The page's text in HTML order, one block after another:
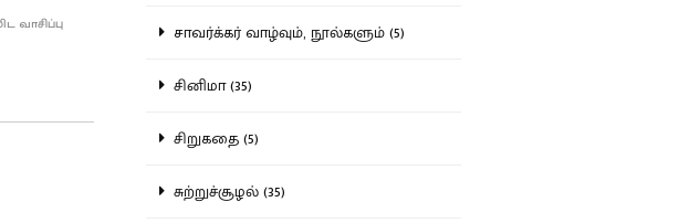
வாசிப்பு சாவர்க்கர் வாழ்வும், நூல்களும் (5)
சினிமா (35)
சிறுகதை (5)
சுற்றுச்சூழல் (35)